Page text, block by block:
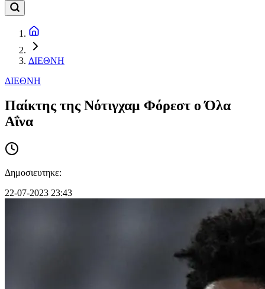
ΔΙΕΘΝΗ
ΔΙΕΘΝΗ
Παίκτης της Νότιγχαμ Φόρεστ ο Όλα
Αΐνα
Δημοσιευτηκε:
22-07-2023 23:43